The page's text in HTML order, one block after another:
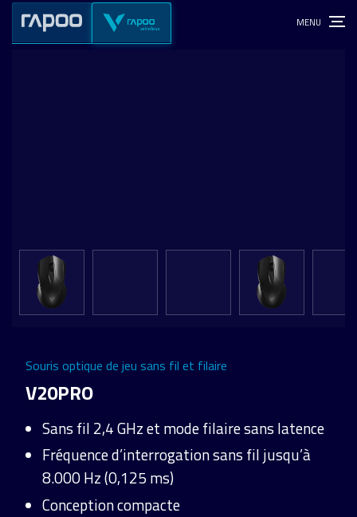
V20PRO
Souris optique de jeu sans fil et filaire
Sans fil 2,4 GHz et mode filaire sans latence
Fréquence d’interrogation sans fil jusqu’à
8.000 Hz (0,125 ms)
Conception compacte